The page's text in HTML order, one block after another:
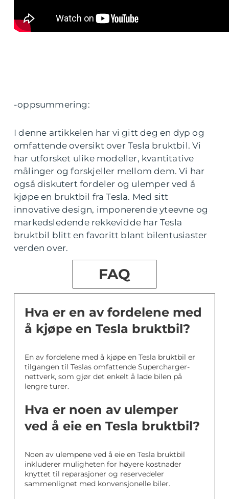
-oppsummering:
I denne artikkelen har vi gitt deg en dyp og
omfattende oversikt over Tesla bruktbil. Vi
har utforsket ulike modeller, kvantitative
målinger og forskjeller mellom dem. Vi har
også diskutert fordeler og ulemper ved å
kjøpe en bruktbil fra Tesla. Med sitt
innovative design, imponerende yteevne og
markedsledende rekkevidde har Tesla
bruktbil blitt en favoritt blant bilentusiaster
verden over.
FAQ
Hva er en av fordelene med
å kjøpe en Tesla bruktbil?
En av fordelene med å kjøpe en Tesla bruktbil er
tilgangen til Teslas omfattende Supercharger-
nettverk, som gjør det enkelt å lade bilen på
lengre turer.
Hva er noen av ulemper
ved å eie en Tesla bruktbil?
Noen av ulempene ved å eie en Tesla bruktbil
inkluderer muligheten for høyere kostnader
knyttet til reparasjoner og reservedeler
sammenlignet med konvensjonelle biler.